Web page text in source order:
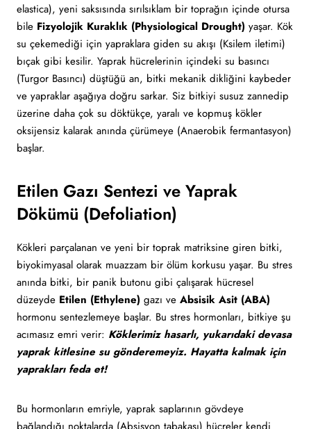
elastica), yeni saksısında sırılsıklam bir toprağın içinde otursa
bile Fizyolojik Kuraklık (Physiological Drought) yaşar. Kök
su çekemediği için yapraklara giden su akışı (Ksilem iletimi)
bıçak gibi kesilir. Yaprak hücrelerinin içindeki su basıncı
(Turgor Basıncı) düştüğü an, bitki mekanik dikliğini kaybeder
ve yapraklar aşağıya doğru sarkar. Siz bitkiyi susuz zannedip
üzerine daha çok su döktükçe, yaralı ve kopmuş kökler
oksijensiz kalarak anında çürümeye (Anaerobik fermantasyon)
başlar.
Etilen Gazı Sentezi ve Yaprak
Dökümü (Defoliation)
Kökleri parçalanan ve yeni bir toprak matriksine giren bitki,
biyokimyasal olarak muazzam bir ölüm korkusu yaşar. Bu stres
anında bitki, bir panik butonu gibi çalışarak hücresel
düzeyde Etilen (Ethylene) gazı ve Absisik Asit (ABA)
hormonu sentezlemeye başlar. Bu stres hormonları, bitkiye şu
acımasız emri verir: Köklerimiz hasarlı, yukarıdaki devasa
yaprak kitlesine su gönderemeyiz. Hayatta kalmak için
yaprakları feda et!
Bu hormonların emriyle, yaprak saplarının gövdeye